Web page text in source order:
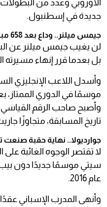
الأوروبي وعدد من
جديدة في إسطنبول.
جيمس ميلنر.. وداع بعد 658 مباراة
لن يغيب جيمس ميلنر عن
بل بعدما قرر إنهاء مسيرته
وأصبح صاحب الرقم القياسي
تاريخ المسابقة، متجاوزًا
جوارديولا.. نهاية حقبة
لا تقتصر الوجوه الغائبة على
سيتي موسمًا جديدًا دون بيب
عام 2016.
وأنهى المدرب الإسباني